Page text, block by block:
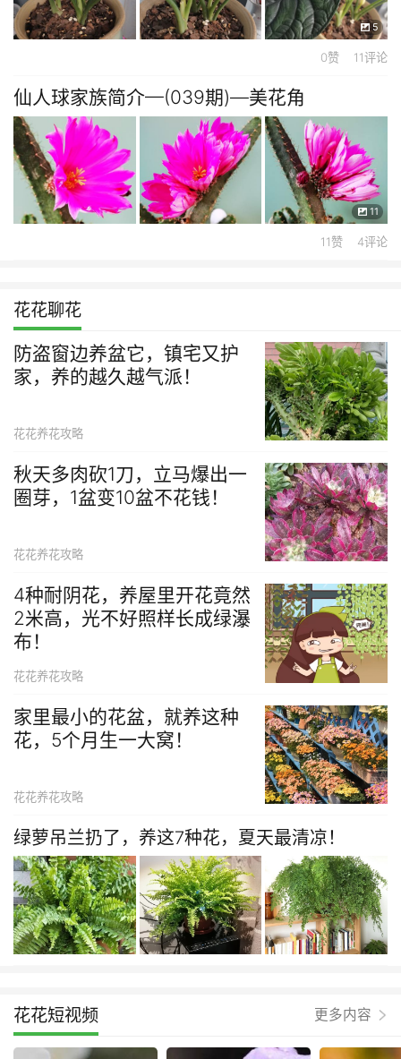
5
0赞 11评论
仙人球家族简介—(039期)—美花角
11
11赞 4评论
花花聊花
防盗窗边养盆它，镇宅又护
家，养的越久越气派！
花花养花攻略
秋天多肉砍1刀，立马爆出一
圈芽，1盆变10盆不花钱！
花花养花攻略
4种耐阴花，养屋里开花竟然
2米高，光不好照样长成绿瀑
布！
花花养花攻略
家里最小的花盆，就养这种
花，5个月生一大窝！
花花养花攻略
绿萝吊兰扔了，养这7种花，夏天最清凉！
花花短视频 更多内容